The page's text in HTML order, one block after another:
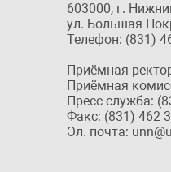
603000, г.
ул. Большая
Телефон: (831)
Приёмная
Приёмная
Пресс-служба:
Факс: (831) 462
Эл. почта: